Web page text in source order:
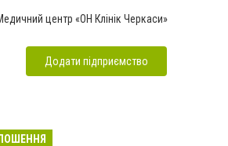
центр «ОН Клінік Черкаси»
Додати підприємство